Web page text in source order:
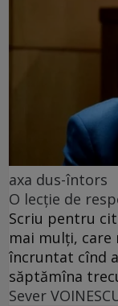
axa dus-întors
O lecție de
Scriu pentru
mai mulți, care
încruntat cînd
săptămîna
Sever